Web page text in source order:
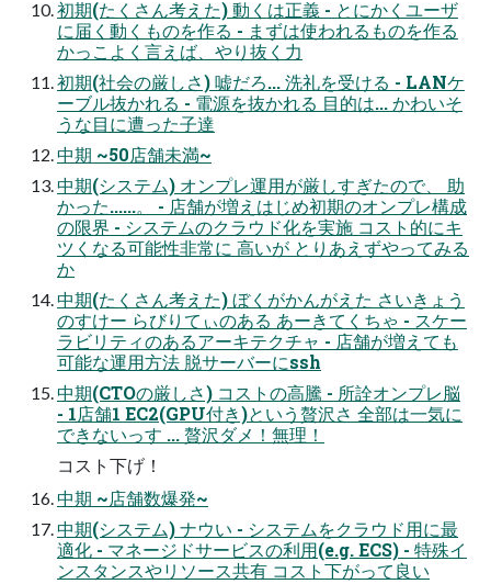
初期(たくさん考えた) 動くは正義 - とにかくユーザ
に届く動くものを作る - まずは使われるものを作る
かっこよく言えば、やり抜く力
初期(社会の厳しさ) 嘘だろ... 洗礼を受ける - LANケ
ーブル抜かれる - 電源を抜かれる 目的は... かわいそ
うな目に遭った子達
中期 ~50店舗未満~
中期(システム) オンプレ運用が厳しすぎたので、 助
かった......。 - 店舗が増えはじめ初期のオンプレ構成
の限界 - システムのクラウド化を実施 コスト的にキ
ツくなる可能性非常に 高いが とりあえずやってみる
か
中期(たくさん考えた) ぼくがかんがえた さいきょう
のすけー らびりてぃのある あーきてくちゃ - スケー
ラビリティのあるアーキテクチャ - 店舗が増えても
可能な運用方法 脱サーバーにssh
中期(CTOの厳しさ) コストの高騰 - 所詮オンプレ脳
- 1店舗1 EC2(GPU付き)という贅沢さ 全部は一気に
できないっす ... 贅沢ダメ！無理！
コスト下げ！
中期 ~店舗数爆発~
中期(システム) ナウい - システムをクラウド用に最
適化 - マネージドサービスの利用(e.g. ECS) - 特殊イ
ンスタンスやリソース共有 コスト下がって良い